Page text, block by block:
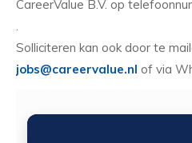
CareerValue B.V. op
.
Solliciteren kan ook door te
jobs@careervalue.nl of via